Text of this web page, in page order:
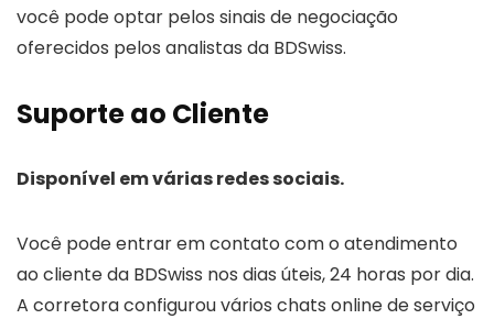
você pode optar pelos sinais de negociação
oferecidos pelos analistas da BDSwiss.
Suporte ao Cliente
Disponível em várias redes sociais.
Você pode entrar em contato com o atendimento
ao cliente da BDSwiss nos dias úteis, 24 horas por dia.
A corretora configurou vários chats online de serviço